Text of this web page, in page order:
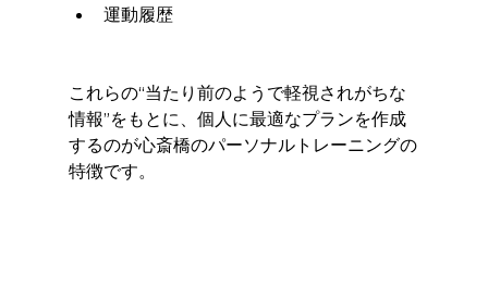
運動履歴
これらの“当たり前のようで軽視されがちな
情報”をもとに、個人に最適なプランを作成
するのが心斎橋のパーソナルトレーニングの
特徴です。